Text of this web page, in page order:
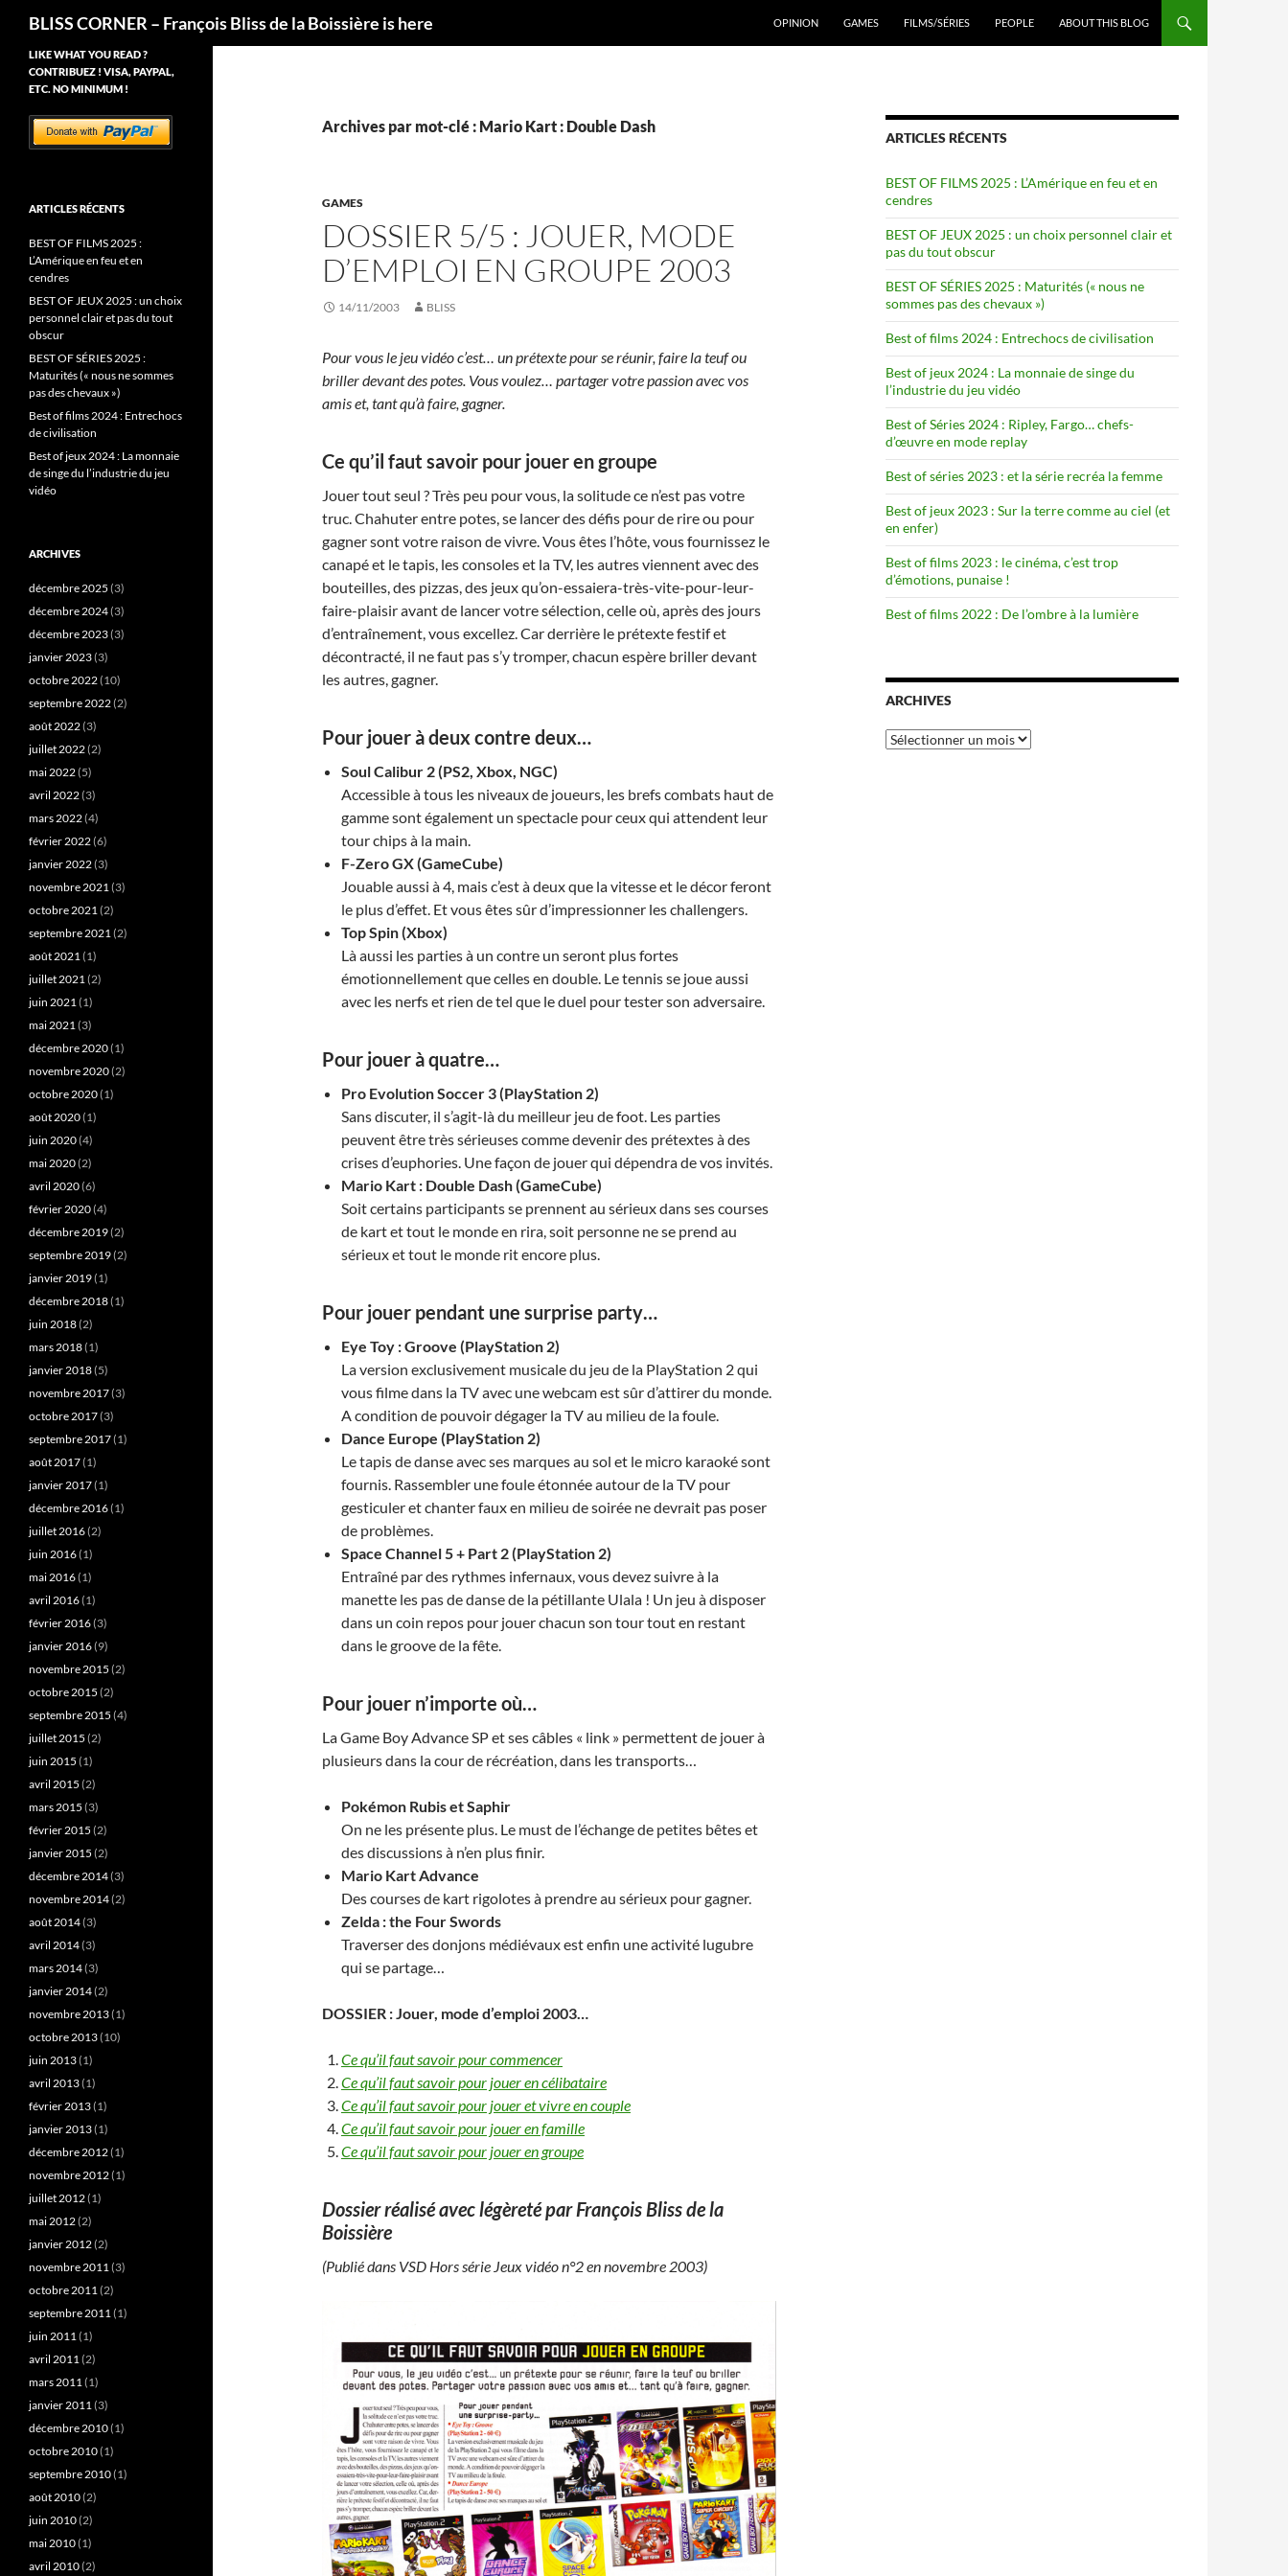
BLISS CORNER – François Bliss de la Boissière is here
OPINION
GAMES FILMS/SÉRIES PEOPLE ABOUT THIS BLOG
Archives par mot-clé : Mario Kart : Double Dash
GAMES
DOSSIER 5/5 : JOUER, MODE
D’EMPLOI EN GROUPE 2003
14/11/2003 BLISS
Pour vous le jeu vidéo c’est… un prétexte pour se réunir, faire la teuf ou
briller devant des potes. Vous voulez… partager votre passion avec vos
amis et, tant qu’à faire, gagner.
Ce qu’il faut savoir pour jouer en groupe
Jouer tout seul ? Très peu pour vous, la solitude ce n’est pas votre
truc. Chahuter entre potes, se lancer des défis pour de rire ou pour
gagner sont votre raison de vivre. Vous êtes l’hôte, vous fournissez le
canapé et le tapis, les consoles et la TV, les autres viennent avec des
bouteilles, des pizzas, des jeux qu’on-essaiera-très-vite-pour-leur-
faire-plaisir avant de lancer votre sélection, celle où, après des jours
d’entraînement, vous excellez. Car derrière le prétexte festif et
décontracté, il ne faut pas s’y tromper, chacun espère briller devant
les autres, gagner.
Pour jouer à deux contre deux…
Soul Calibur 2 (PS2, Xbox, NGC)
Accessible à tous les niveaux de joueurs, les brefs combats haut de
gamme sont également un spectacle pour ceux qui attendent leur
tour chips à la main.
F-Zero GX (GameCube)
Jouable aussi à 4, mais c’est à deux que la vitesse et le décor feront
le plus d’effet. Et vous êtes sûr d’impressionner les challengers.
Top Spin (Xbox)
Là aussi les parties à un contre un seront plus fortes
émotionnellement que celles en double. Le tennis se joue aussi
avec les nerfs et rien de tel que le duel pour tester son adversaire.
Pour jouer à quatre…
Pro Evolution Soccer 3 (PlayStation 2)
Sans discuter, il s’agit-là du meilleur jeu de foot. Les parties
peuvent être très sérieuses comme devenir des prétextes à des
crises d’euphories. Une façon de jouer qui dépendra de vos invités.
Mario Kart : Double Dash (GameCube)
Soit certains participants se prennent au sérieux dans ses courses
de kart et tout le monde en rira, soit personne ne se prend au
sérieux et tout le monde rit encore plus.
Pour jouer pendant une surprise party…
Eye Toy : Groove (PlayStation 2)
La version exclusivement musicale du jeu de la PlayStation 2 qui
vous filme dans la TV avec une webcam est sûr d’attirer du monde.
A condition de pouvoir dégager la TV au milieu de la foule.
Dance Europe (PlayStation 2)
Le tapis de danse avec ses marques au sol et le micro karaoké sont
fournis. Rassembler une foule étonnée autour de la TV pour
gesticuler et chanter faux en milieu de soirée ne devrait pas poser
de problèmes.
Space Channel 5 + Part 2 (PlayStation 2)
Entraîné par des rythmes infernaux, vous devez suivre à la
manette les pas de danse de la pétillante Ulala ! Un jeu à disposer
dans un coin repos pour jouer chacun son tour tout en restant
dans le groove de la fête.
Pour jouer n’importe où…
La Game Boy Advance SP et ses câbles « link » permettent de jouer à
plusieurs dans la cour de récréation, dans les transports…
Pokémon Rubis et Saphir
On ne les présente plus. Le must de l’échange de petites bêtes et
des discussions à n’en plus finir.
Mario Kart Advance
Des courses de kart rigolotes à prendre au sérieux pour gagner.
Zelda : the Four Swords
Traverser des donjons médiévaux est enfin une activité lugubre
qui se partage…
DOSSIER : Jouer, mode d’emploi 2003…
Ce qu’il faut savoir pour commencer
Ce qu’il faut savoir pour jouer en célibataire
Ce qu’il faut savoir pour jouer et vivre en couple
Ce qu’il faut savoir pour jouer en famille
Ce qu’il faut savoir pour jouer en groupe
Dossier réalisé avec légèreté par François Bliss de la
Boissière
(Publié dans VSD Hors série Jeux vidéo n°2 en novembre 2003)
ARTICLES RÉCENTS
BEST OF FILMS 2025 : L’Amérique en feu et en
cendres
BEST OF JEUX 2025 : un choix personnel clair et
pas du tout obscur
BEST OF SÉRIES 2025 : Maturités (« nous ne
sommes pas des chevaux »)
Best of films 2024 : Entrechocs de civilisation
Best of jeux 2024 : La monnaie de singe du
l’industrie du jeu vidéo
Best of Séries 2024 : Ripley, Fargo… chefs-
d’œuvre en mode replay
Best of séries 2023 : et la série recréa la femme
Best of jeux 2023 : Sur la terre comme au ciel (et
en enfer)
Best of films 2023 : le cinéma, c’est trop
d’émotions, punaise !
Best of films 2022 : De l’ombre à la lumière
ARCHIVES
Archives
LIKE WHAT YOU READ ?
CONTRIBUEZ ! VISA, PAYPAL,
ETC. NO MINIMUM !
ARTICLES RÉCENTS
BEST OF FILMS 2025 :
L’Amérique en feu et en
cendres
BEST OF JEUX 2025 : un choix
personnel clair et pas du tout
obscur
BEST OF SÉRIES 2025 :
Maturités (« nous ne sommes
pas des chevaux »)
Best of films 2024 : Entrechocs
de civilisation
Best of jeux 2024 : La monnaie
de singe du l’industrie du jeu
vidéo
ARCHIVES
décembre 2025 (3)
décembre 2024(3)
décembre 2023(3)
janvier 2023(3)
octobre 2022(10)
septembre 2022(2)
août 2022(3)
juillet 2022(2)
mai 2022(5)
avril 2022(3)
mars 2022(4)
février 2022(6)
janvier 2022(3)
novembre 2021(3)
octobre 2021(2)
septembre 2021(2)
août 2021(1)
juillet 2021(2)
juin 2021(1)
mai 2021(3)
décembre 2020(1)
novembre 2020(2)
octobre 2020(1)
août 2020(1)
juin 2020(4)
mai 2020(2)
avril 2020(6)
février 2020(4)
décembre 2019(2)
septembre 2019(2)
janvier 2019(1)
décembre 2018(1)
juin 2018(2)
mars 2018(1)
janvier 2018(5)
novembre 2017(3)
octobre 2017(3)
septembre 2017(1)
août 2017(1)
janvier 2017(1)
décembre 2016(1)
juillet 2016(2)
juin 2016(1)
mai 2016(1)
avril 2016(1)
février 2016(3)
janvier 2016(9)
novembre 2015 (2)
octobre 2015 (2)
septembre 2015 (4)
juillet 2015 (2)
juin 2015 (1)
avril 2015 (2)
mars 2015 (3)
février 2015 (2)
janvier 2015 (2)
décembre 2014(3)
novembre 2014(2)
août 2014(3)
avril 2014(3)
mars 2014(3)
janvier 2014(2)
novembre 2013(1)
octobre 2013(10)
juin 2013(1)
avril 2013(1)
février 2013(1)
janvier 2013(1)
décembre 2012(1)
novembre 2012(1)
juillet 2012(1)
mai 2012(2)
janvier 2012(2)
novembre 2011(3)
octobre 2011(2)
septembre 2011(1)
juin 2011(1)
avril 2011(2)
mars 2011(1)
janvier 2011(3)
décembre 2010(1)
octobre 2010(1)
septembre 2010(1)
août 2010(2)
juin 2010(2)
mai 2010(1)
avril 2010(2)